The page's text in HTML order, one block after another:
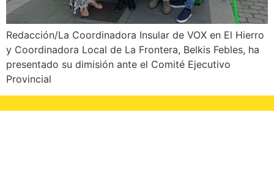
Redacción/La Coordinadora Insular de VOX en El Hierro
y Coordinadora Local de La Frontera, Belkis Febles, ha
presentado su dimisión ante el Comité Ejecutivo
Provincial